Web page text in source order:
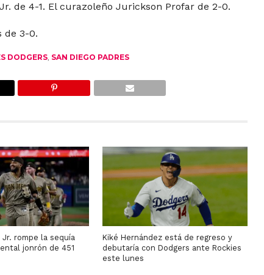
de 4-1. El curazoleño Jurickson Profar de 2-0.
de 3-0.
DODGERS, SAN DIEGO PADRES
Jr. rompe la sequía
jonrón de 451
Kiké Hernández está de regreso y
debutaría con Dodgers ante Rockies
este lunes